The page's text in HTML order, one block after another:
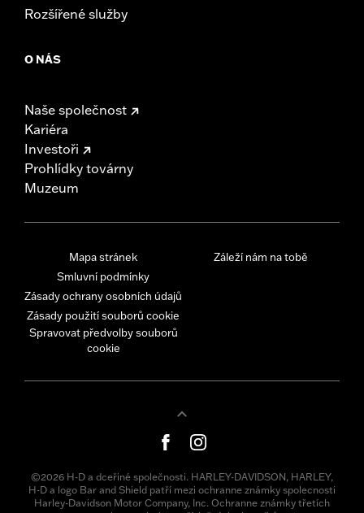
Rozšířené služby
O NÁS
Naše společnost
Kariéra
Investoři
Prohlídky továrny
Muzeum
Mapa stránek
Smluvní podmínky
Zásady ochrany osobních údajů
Zásady použití souborů cookie
Spravovat předvolby souborů
cookie
Záleží nám na tobě
©2026 H-D a dceřiné společnosti. HARLEY-DAVIDSON, HARLEY,
H-D a logo Bar and Shield patří mezi ochranne známky spolecnosti
Harley-Davidson Motor Company, Inc. Ochranne známky třetích